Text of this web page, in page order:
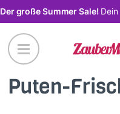
Direkt
zum
Inhalt
Der große Summer Sale!
Puten-